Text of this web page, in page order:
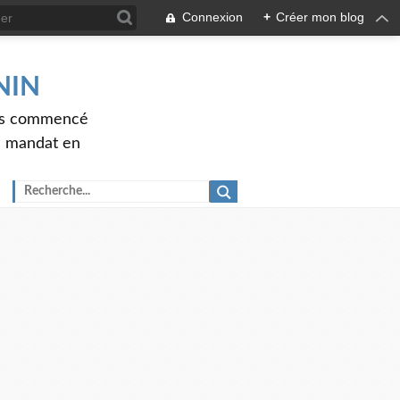
Connexion + Créer mon blog
commencé
mandat en